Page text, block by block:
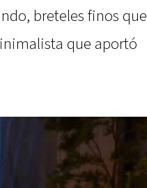
breteles finos que
que aportó